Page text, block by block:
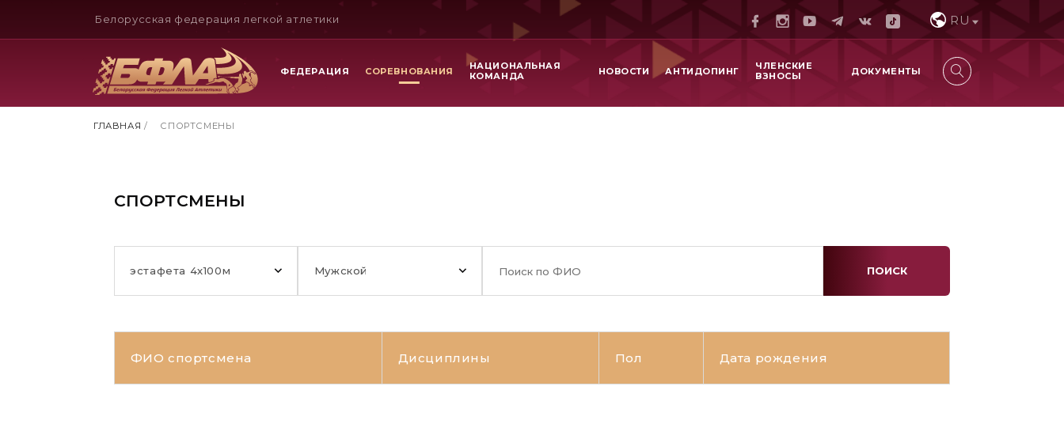
Белорусская федерация легкой атлетики RU
ФЕДЕРАЦИЯ СОРЕВНОВАНИЯ
НАЦИОНАЛЬНАЯ
КОМАНДА
НОВОСТИ АНТИДОПИНГ
ЧЛЕНСКИЕ
ВЗНОСЫ
ДОКУМЕНТЫ
ГЛАВНАЯ / СПОРТСМЕНЫ
СПОРТСМЕНЫ
эстафета 4х100м Мужской ПОИСК
ФИО спортсмена Дисциплины Пол Дата рождения